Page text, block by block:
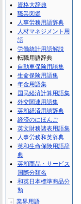
資格大辞典
職業図鑑
人事労務用語辞典
人材マネジメント用
語
労働統計用語解説
転職用語辞典
自動車保険用語集
生命保険用語集
年金用語集
国民経済計算用語集
外交関連用語集
英和経済用語辞典
経済のにほんご
英文財務諸表用語集
人事労務和英辞典
英和生命保険用語辞
典
英和商品・サービス
国際分類名
和英日本標準商品分
類
＋ 業界用語